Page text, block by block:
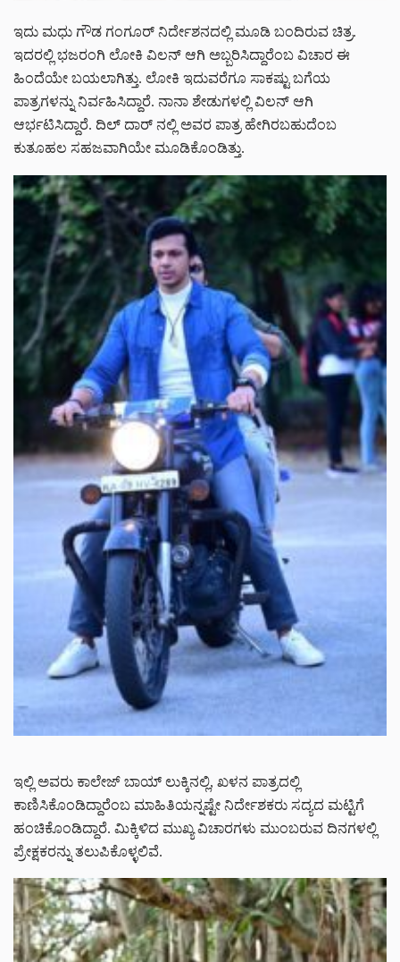
ಇದು ಮಧು ಗೌಡ ಗಂಗೂರ್ ನಿರ್ದೇಶನದಲ್ಲಿ ಮೂಡಿ ಬಂದಿರುವ ಚಿತ್ರ.
ಇದರಲ್ಲಿ ಭಜರಂಗಿ ಲೋಕಿ ವಿಲನ್ ಆಗಿ ಅಬ್ಬರಿಸಿದ್ದಾರೆಂಬ ವಿಚಾರ ಈ
ಹಿಂದೆಯೇ ಬಯಲಾಗಿತ್ತು. ಲೋಕಿ ಇದುವರೆಗೂ ಸಾಕಷ್ಟು ಬಗೆಯ
ಪಾತ್ರಗಳನ್ನು ನಿರ್ವಹಿಸಿದ್ದಾರೆ. ನಾನಾ ಶೇಡುಗಳಲ್ಲಿ ವಿಲನ್ ಆಗಿ
ಆರ್ಭಟಿಸಿದ್ದಾರೆ. ದಿಲ್ ದಾರ್ ನಲ್ಲಿ ಅವರ ಪಾತ್ರ ಹೇಗಿರಬಹುದೆಂಬ
ಕುತೂಹಲ ಸಹಜವಾಗಿಯೇ ಮೂಡಿಕೊಂಡಿತ್ತು.
ಇಲ್ಲಿ ಅವರು ಕಾಲೇಜ್ ಬಾಯ್ ಲುಕ್ಕಿನಲ್ಲಿ, ಖಳನ ಪಾತ್ರದಲ್ಲಿ
ಕಾಣಿಸಿಕೊಂಡಿದ್ದಾರೆಂಬ ಮಾಹಿತಿಯನ್ನಷ್ಟೇ ನಿರ್ದೇಶಕರು ಸದ್ಯದ ಮಟ್ಟಿಗೆ
ಹಂಚಿಕೊಂಡಿದ್ದಾರೆ. ಮಿಕ್ಕಿಳಿದ ಮುಖ್ಯ ವಿಚಾರಗಳು ಮುಂಬರುವ ದಿನಗಳಲ್ಲಿ
ಪ್ರೇಕ್ಷಕರನ್ನು ತಲುಪಿಕೊಳ್ಳಲಿವೆ.